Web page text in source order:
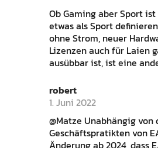
Ob Gaming aber Sport
etwas als Sport
ohne Strom, neuer
Lizenzen auch für Laien
ausübbar ist, ist eine
robert
1. Juni 2022
@Matze Unabhängig
Geschäftspratikten von
Änderung ab 2024, dass